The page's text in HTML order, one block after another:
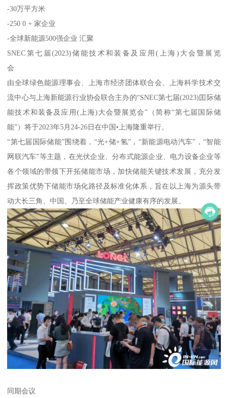
-30万平方米
-250 0 + 家企业
-全球新能源500强企业 汇聚
SNEC第七届(2023)储能技术和装备及应用(上海)大会暨展览
会
由全球绿色能源理事会、上海市经济团体联合会、上海科学技术交
流中心与上海新能源行业协会联合主办的“SNEC第七届(2023)囯际储
能技术和装备及应用(上海)大会暨展览会”（简称“第七届国际储
能”）将于2023年5月24-26日在中国•上海隆重举行。
“第七届国际储能”围绕着，“光+储+氢”，“新能源电动汽车”，“智能
网联汽车”等主题，在光伏企业、分布式能源企业、电力设备企业等
各个领域的带领下开拓储能市场，加快储能关键技术发展，充分发
挥政策优势下储能市场化路径及标准化体系，旨在以上海为源头带
动大长三角、中国、乃至全球储能产业健康有序的发展。
同期会议